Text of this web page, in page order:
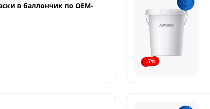
в баллончик по OEM-
-7%